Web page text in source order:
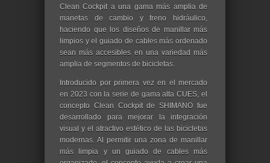
Clean Cockpit a una gama más amplia de
manetas de cambio y freno hidráulico,
haciendo que los diseños de manillar más
limpios y el guiado de cables más ordenado
sean más accesibles en una variedad más
amplia de segmentos de bicicletas.
Introducido por primera vez en el mercado
en 2023 con la serie de gama alta CUES, el
concepto Clean Cockpit de SHIMANO fue
desarrollado para mejorar la integración
visual y el atractivo estético de las bicicletas
modernas. Al permitir una zona de manillar
más limpia y un guiado de cables más